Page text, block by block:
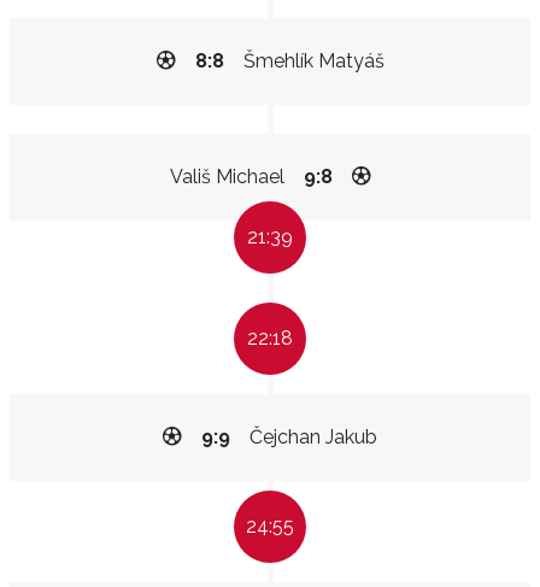
Šmehlík Matyáš
8:8
Vališ Michael 9:8
21:39
22:18
Čejchan Jakub
9:9
24:55